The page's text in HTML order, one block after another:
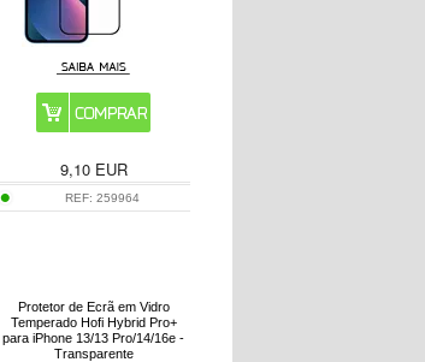
9,10EUR
REF:259964
Protetor de Ecrã em Vidro
Temperado Hofi Hybrid Pro+
para iPhone 13/13 Pro/14/16e -
Transparente